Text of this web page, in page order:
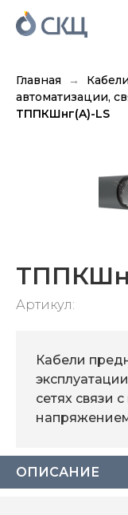
Главная
автоматизации,
ТППКШнг(A)-LS
Артикул:
Кабели
сетях связи
ОПИСАНИЕ